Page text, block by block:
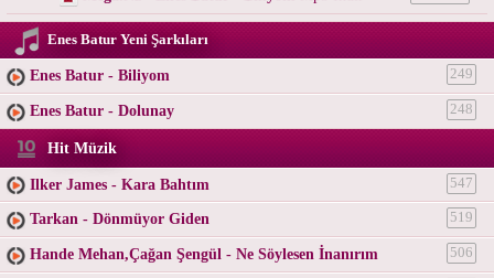
Enes Batur Yeni Şarkıları
Enes Batur - Biliyom 249
Enes Batur - Dolunay 248
Hit Müzik
Ilker James - Kara Bahtım 547
Tarkan - Dönmüyor Giden 519
Hande Mehan,Çağan Şengül - Ne Söylesen İnanırım 506